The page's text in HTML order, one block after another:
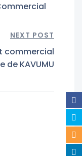
NEXT POST
commercial
de KAVUMU